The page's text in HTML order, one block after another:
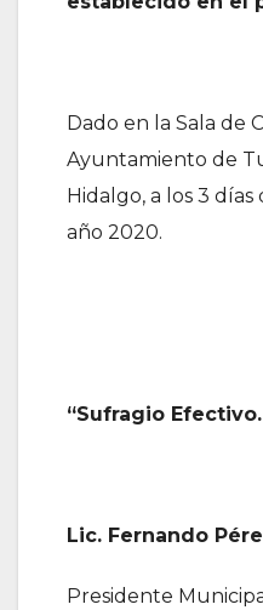
Dado en la Sala de
Ayuntamiento de
Hidalgo, a los 3
año 2020.
“Sufragio
Lic. Fernando
Presidente